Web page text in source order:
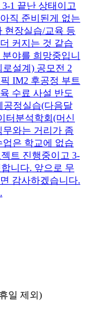
1 끝난 상태이고
직 준비된게 없는
현장실습/교육 등
커지는 것 같습
야를 희망중입니
설계) 공모전 2
IM2 후공정 부트
수료 사설 반도
공정실습(다음달
터분석학회(머신
와는 거리가 좀
은 학교에 없습
트 진행중이고 3-
니다. 앞으로 무
감사하겠습니다.
일 제외)